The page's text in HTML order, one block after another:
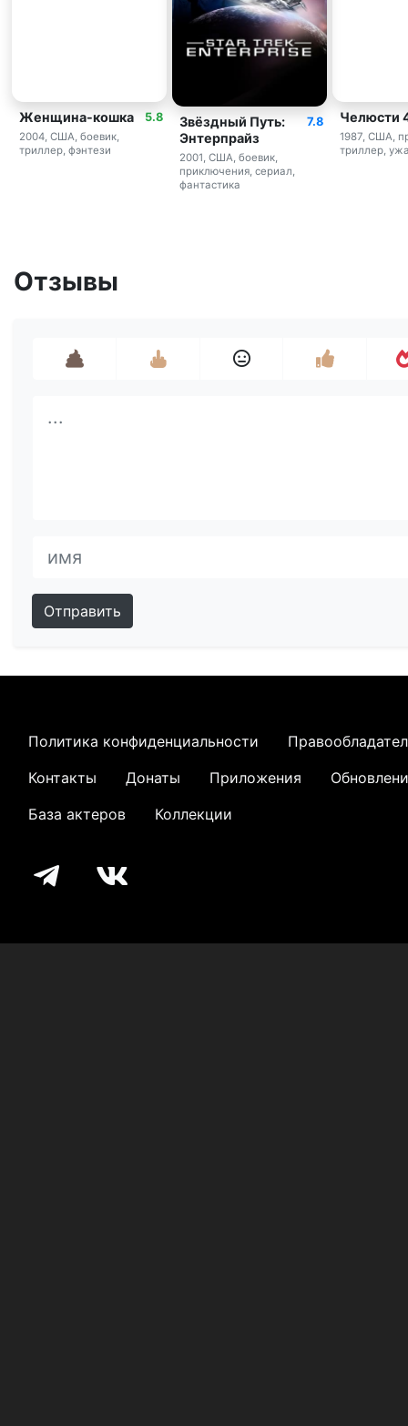
5.8
Женщина-кошка
2004, США, боевик,
триллер, фэнтези
7.8
Звёздный Путь:
Энтерпрайз
2001, США, боевик,
приключения, сериал,
фантастика
Челюсти
1987, США,
триллер,
Отзывы
Отправить
Политика конфиденциальности
Контакты
Донаты Приложения
База актеров
Коллекции